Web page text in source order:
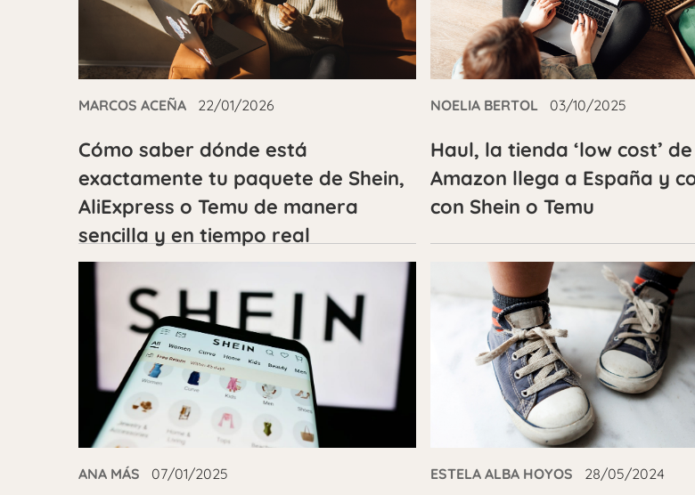
MARCOS ACEÑA 22/01/2026
Cómo saber dónde está
exactamente tu paquete de Shein,
AliExpress o Temu de manera
sencilla y en tiempo real
NOELIA BERTOL 03/10/2025
Haul, la tienda ‘low cost’ de
Amazon llega a España y
con Shein o Temu
ANA MÁS 07/01/2025 ESTELA ALBA HOYOS 28/05/2024